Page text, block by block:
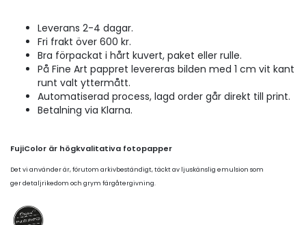
Leverans 2-4 dagar.
Fri frakt över 600 kr.
Bra förpackat i hårt kuvert, paket eller rulle.
På Fine Art pappret levereras bilden med 1 cm vit kant
runt valt yttermått.
Automatiserad process, lagd order går direkt till print.
Betalning via Klarna.
FujiColor är högkvalitativa fotopapper
Det vi använder är, förutom arkivbeständigt, täckt av ljuskänslig emulsion som
ger detaljrikedom och grym färgåtergivning.